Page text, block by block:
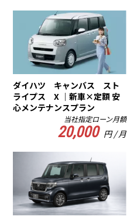
ダイハツ キャンバス スト
ライプス X ｜新車×定額 安
心メンテナンスプラン
当社指定ローン月額
20,000 円 / 月